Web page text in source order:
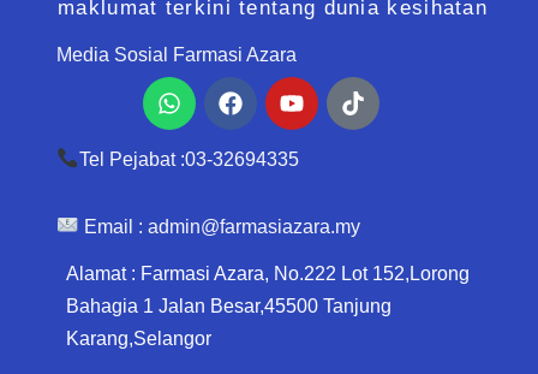
maklumat terkini tentang dunia kesihatan
Media Sosial Farmasi Azara
WhatsappFacebookYoutubeTiktok
Tel Pejabat :03-32694335
Email : admin@farmasiazara.my
Alamat : Farmasi Azara, No.222 Lot 152,Lorong
Bahagia 1 Jalan Besar,45500 Tanjung
Karang,Selangor